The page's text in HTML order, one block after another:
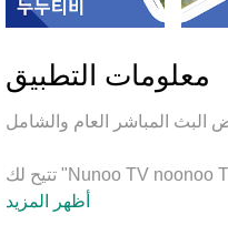
معلومات التطبيق
أظهر المزيد